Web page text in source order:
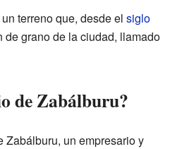
terreno que, desde el siglo
de grano de la ciudad, llamado
de Zabálburu?
Zabálburu, un empresario y